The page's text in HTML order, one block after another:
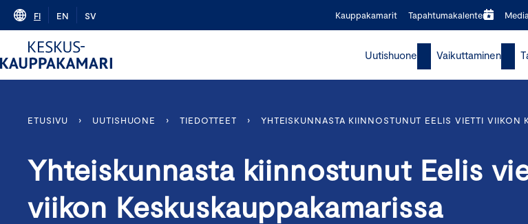
Skip
content
FI EN SV Kauppakamarit Tapahtumakalenteri
Uutishuone Vaikuttaminen
ETUSIVU › UUTISHUONE › TIEDOTTEET › YHTEISKUNNASTA KIINNOSTUNUT EELIS VIETTI VIIKON
Yhteiskunnasta kiinnostunut Eelis
viikon Keskuskauppakamarissa